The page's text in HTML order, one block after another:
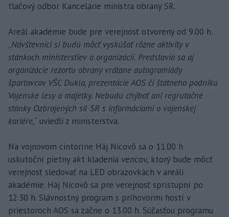
tlačový odbor Kancelárie ministra obrany SR.
Areál akadémie bude pre verejnosť otvorený od 9.00 h.
„Návštevníci si budú môcť vyskúšať rôzne aktivity v
stánkoch ministerstiev a organizácií. Predstavia sa aj
organizácie rezortu obrany vrátane autogramiády
športovcov VŠC Dukla, prezentácie AOS či štátneho podniku
Vojenské lesy a majetky. Nebudú chýbať ani regrutačné
stánky Ozbrojených síl SR s informáciami o vojenskej
kariére,“ uviedli z ministerstva.
Na vojnovom cintoríne Háj Nicovô sa o 11.00 h
uskutoční pietny akt kladenia vencov, ktorý bude môcť
verejnosť sledovať na LED obrazovkách v areáli
akadémie. Háj Nicovô sa pre verejnosť sprístupní po
12.30 h. Slávnostný program s príhovormi hostí v
priestoroch AOS sa začne o 13.00 h. Súčasťou programu